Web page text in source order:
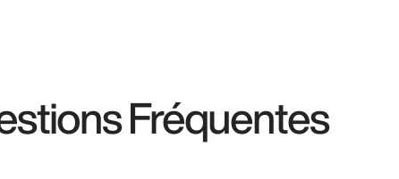
Fréquentes